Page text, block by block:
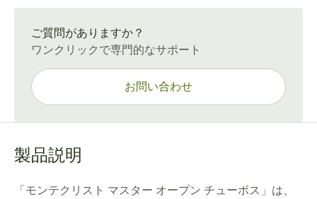
ご質問がありますか？
ワンクリックで専門的なサポート
お問い合わせ
製品説明
「モンテクリスト マスター オープン チューボス」は、